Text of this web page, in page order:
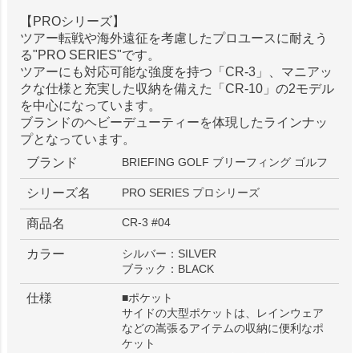
【PROシリーズ】
ツアー転戦や海外遠征を考慮したプロユースに耐えう
る"PRO SERIES"です。
ツアーにも対応可能な強度を持つ「CR-3」、マニアッ
クな仕様と充実した収納を備えた「CR-10」の2モデル
を中心になっています。
ブランドのヘビーデューティーを体現したラインナッ
プとなっています。
ブランド
BRIEFING GOLF ブリーフィング ゴルフ
シリーズ名 PRO SERIES プロシリーズ
商品名 CR-3 #04
カラー
シルバー：SILVER
ブラック：BLACK
仕様
■ポケット
サイドの大型ポケットは、レインウェア
などの嵩張るアイテムの収納に便利なポ
ケット